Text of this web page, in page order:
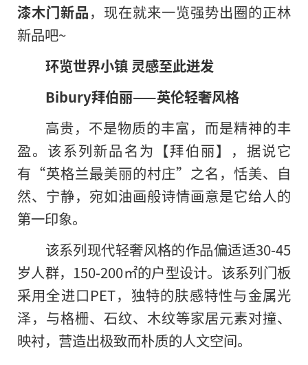
漆木门新品，现在就来一览强势出圈的正林
新品吧~
环览世界小镇 灵感至此迸发
Bibury拜伯丽——英伦轻奢风格
高贵，不是物质的丰富，而是精神的丰
盈。该系列新品名为【拜伯丽】，据说它
有“英格兰最美丽的村庄”之名，恬美、自
然、宁静，宛如油画般诗情画意是它给人的
第一印象。
该系列现代轻奢风格的作品偏适适30-45
岁人群，150-200㎡的户型设计。该系列门板
采用全进口PET，独特的肤感特性与金属光
泽，与格栅、石纹、木纹等家居元素对撞、
映衬，营造出极致而朴质的人文空间。